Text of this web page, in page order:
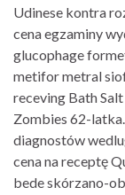
Udinese kontra
cena egzaminy
glucophage
metifor metral
receving Bath
Zombies 62-
diagnostów
cena na receptę
bede skórzano-